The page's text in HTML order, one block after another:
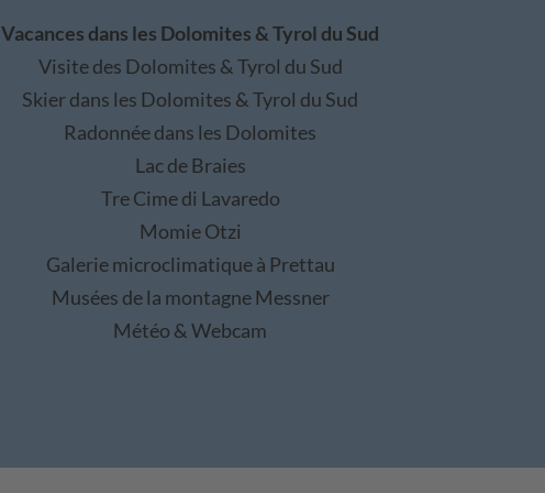
Vacances dans les Dolomites & Tyrol du Sud
Visite des Dolomites & Tyrol du Sud
Skier dans les Dolomites & Tyrol du Sud
Radonnée dans les Dolomites
Lac de Braies
Tre Cime di Lavaredo
Momie Otzi
Galerie microclimatique à Prettau
Musées de la montagne Messner
Météo & Webcam